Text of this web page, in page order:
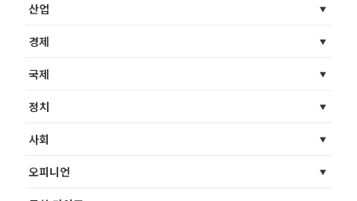
산업
경제
국제
정치
사회
오피니언